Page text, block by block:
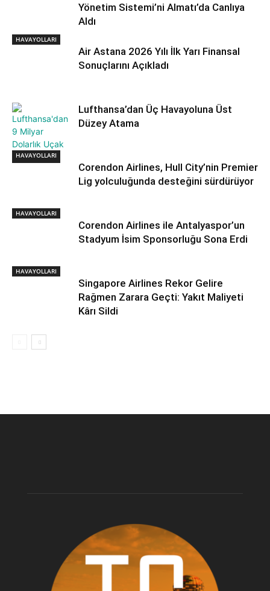
Yönetim Sistemi’ni Almatı’da Canlıya
Aldı
HAVAYOLLARI
Air Astana 2026 Yılı İlk Yarı Finansal
Sonuçlarını Açıkladı
HAVAYOLLARI
Lufthansa’dan Üç Havayoluna Üst
Düzey Atama
HAVAYOLLARI
Corendon Airlines, Hull City’nin Premier
Lig yolculuğunda desteğini sürdürüyor
HAVAYOLLARI
Corendon Airlines ile Antalyaspor’un
Stadyum İsim Sponsorluğu Sona Erdi
HAVAYOLLARI
Singapore Airlines Rekor Gelire
Rağmen Zarara Geçti: Yakıt Maliyeti
Kârı Sildi